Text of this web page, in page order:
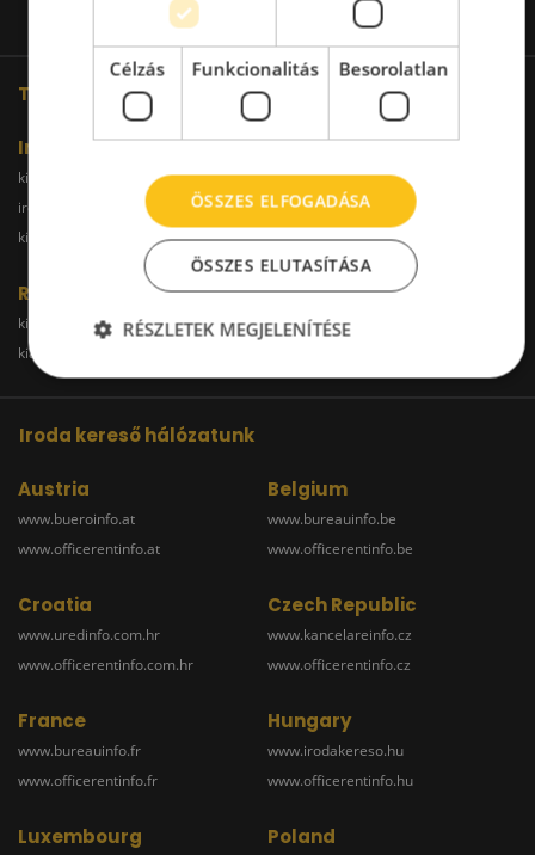
További oldalaink
Iroda
kiadoiroda.info
irodakiadobudapest.hu
kiadoirodabudaors.hu
kiadoirodadebrecen.hu
kiadoirodagyor.hu
Raktár
kiadoraktarbudapest.hu
kiadoraktardebrecen.hu
kiadoraktargyor.hu
Iroda kereső hálózatunk
Austria
www.bueroinfo.at
www.officerentinfo.at
Belgium
www.bureauinfo.be
www.officerentinfo.be
Croatia
www.uredinfo.com.hr
www.officerentinfo.com.hr
Czech Republic
www.kancelareinfo.cz
www.officerentinfo.cz
France
www.bureauinfo.fr
www.officerentinfo.fr
Hungary
www.irodakereso.hu
www.officerentinfo.hu
Luxembourg Poland
Célzás Funkcionalitás Besorolatlan
ÖSSZES ELFOGADÁSA
ÖSSZES ELUTASÍTÁSA
RÉSZLETEK MEGJELENÍTÉSE